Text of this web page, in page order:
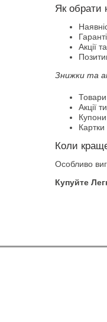
Як обрати
Акції
Знижки та
Акції
Картки
Коли
Особливо
Купуйте